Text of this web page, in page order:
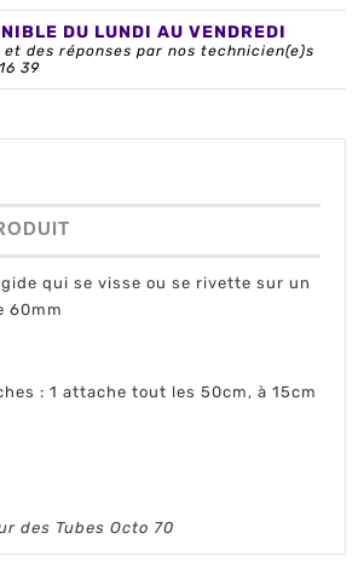
DU LUNDI AU VENDREDI
et des réponses par nos technicien(e)s
39
qui se visse ou se rivette sur un
60mm
: 1 attache tout les 50cm, à 15cm
des Tubes Octo 70